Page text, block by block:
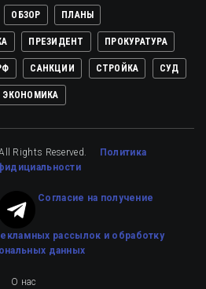
ОБЗОР ПЛАНЫ
ПРЕЗИДЕНТ ПРОКУРАТУРА
САНКЦИИ СТРОЙКА СУД
ЭКОНОМИКА
Rights Reserved. Политика
Cогласие на получение
рассылок и обработку
данных
О нас